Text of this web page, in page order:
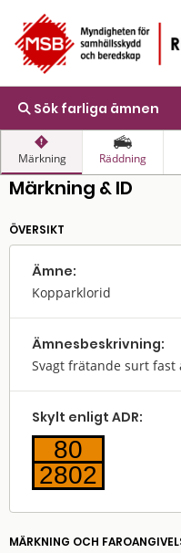
Sök farliga ämnen
Märkning Räddning
Märkning & ID
ÖVERSIKT
Ämne:
Kopparklorid
Ämnes­beskrivning:
Svagt frätande surt fast
Skylt enligt ADR:
80
2802
MÄRKNING OCH